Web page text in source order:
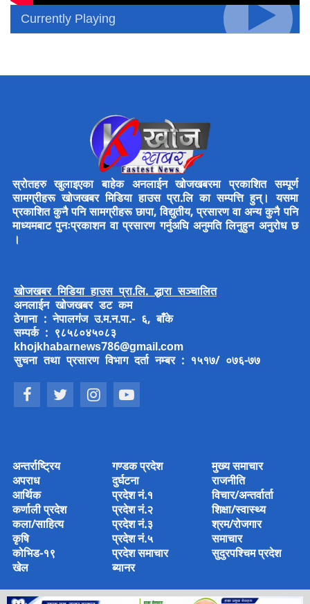
Currently Playing
स्रोतहरु खुलाइएका बाहेक अनलाईन खोजखबरमा प्रकाशित सम्पूर्ण
सामग्रीहरू खोजखबर मिडिया हाउस प्रा.लि का सम्पत्ति हुन्। यसमा
प्रकाशित कुनै पनि सामग्रीहरू छापा, विद्युतीय, प्रसारण वा अन्य कुनै पनि
माध्यमबाट पुनःप्रकाशन वा प्रसारण गर्नुअघि अनुमति लिनुहुन अनुरोध छ
।
खोजखबर मिडिया हाउस प्रा.लि. द्धारा सञ्चालित
अनलाईन खोजखबर डट कम
ठेगाना : नेपालगंज उ.म.न.पा.- ६, बाँके
सम्पर्क : ९८५८०४५०८३
khojkhabarnews786@gmail.com
सुचना तथा प्रसारण विभाग दर्ता नम्बर : १५१७/ ०७६-७७
अन्तर्राष्ट्रिय
अपराध
आर्थिक
कर्णाली प्रदेश
कला/साहित्य
कृषि
कोभिड-१९
खेल
गण्डक प्रदेश
दुर्घटना
प्रदेश नं.१
प्रदेश नं.२
प्रदेश नं.३
प्रदेश नं.५
प्रदेश समाचार
ब्यानर
मुख्य समाचार
राजनीति
विचार/अन्तर्वार्ता
शिक्षा/स्वास्थ्य
श्रम/रोजगार
समाचार
सुदुरपश्चिम प्रदेश